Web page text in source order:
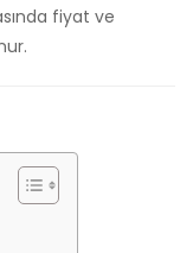
fiyat ve